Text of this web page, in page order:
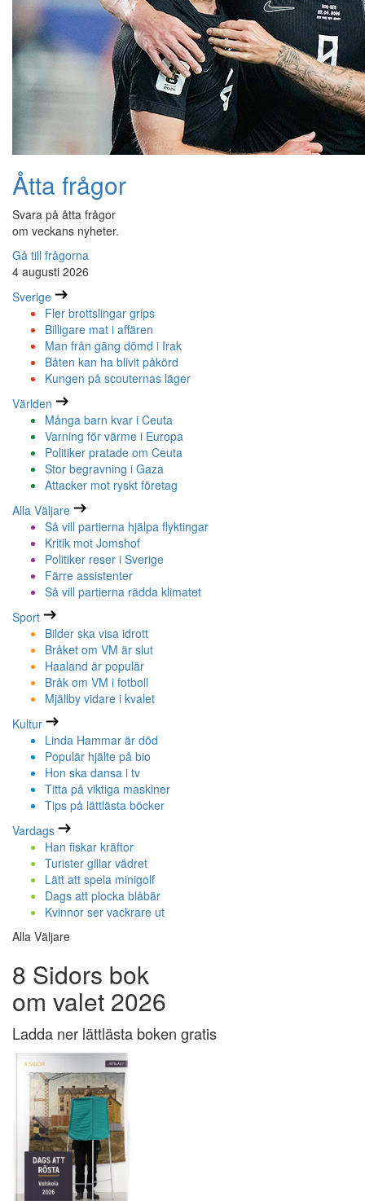
Åtta frågor
Svara på åtta frågor
om veckans nyheter.
Gå till frågorna
4 augusti 2026
Sverige
Fler brottslingar grips
Billigare mat i affären
Man från gäng dömd i Irak
Båten kan ha blivit påkörd
Kungen på scouternas läger
Världen
Många barn kvar i Ceuta
Varning för värme i Europa
Politiker pratade om Ceuta
Stor begravning i Gaza
Attacker mot ryskt företag
Alla Väljare
Så vill partierna hjälpa flyktingar
Kritik mot Jomshof
Politiker reser i Sverige
Färre assistenter
Så vill partierna rädda klimatet
Sport
Bilder ska visa idrott
Bråket om VM är slut
Haaland är populär
Bråk om VM i fotboll
Mjällby vidare i kvalet
Kultur
Linda Hammar är död
Populär hjälte på bio
Hon ska dansa i tv
Titta på viktiga maskiner
Tips på lättlästa böcker
Vardags
Han fiskar kräftor
Turister gillar vädret
Lätt att spela minigolf
Dags att plocka blåbär
Kvinnor ser vackrare ut
Alla Väljare
8 Sidors bok
om valet 2026
Ladda ner lättlästa boken gratis